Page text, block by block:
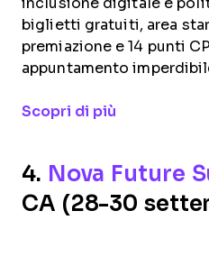
inclusione digitale e
biglietti gratuiti, area
premiazione e 14 punti
appuntamento
Scopri di più
4. Nova Future
CA (28-30